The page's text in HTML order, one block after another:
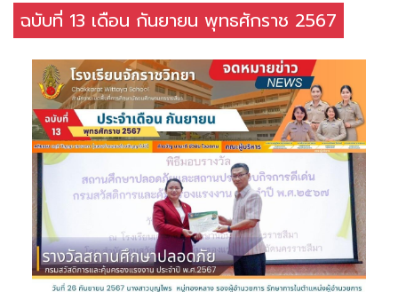
ฉบับที่ 13 เดือน กันยายน พุทธศักราช 2567